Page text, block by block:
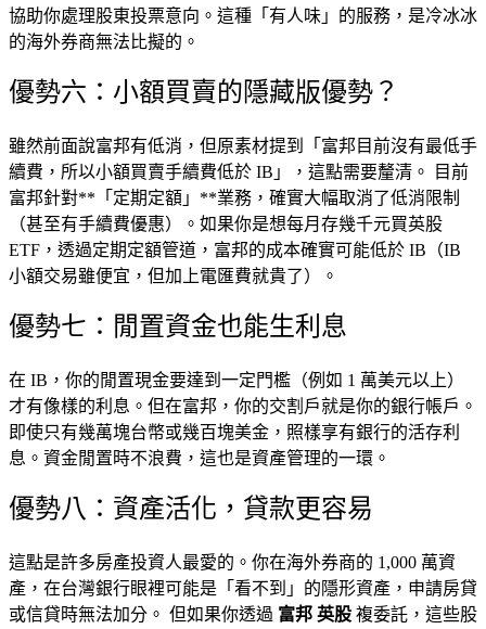
協助你處理股東投票意向。這種「有人味」的服務，是冷冰冰
的海外券商無法比擬的。
優勢六：小額買賣的隱藏版優勢？
雖然前面說富邦有低消，但原素材提到「富邦目前沒有最低手
續費，所以小額買賣手續費低於 IB」，這點需要釐清。 目前
富邦針對**「定期定額」**業務，確實大幅取消了低消限制
（甚至有手續費優惠）。如果你是想每月存幾千元買英股
ETF，透過定期定額管道，富邦的成本確實可能低於 IB（IB
小額交易雖便宜，但加上電匯費就貴了）。
優勢七：閒置資金也能生利息
在 IB，你的閒置現金要達到一定門檻（例如 1 萬美元以上）
才有像樣的利息。但在富邦，你的交割戶就是你的銀行帳戶。
即使只有幾萬塊台幣或幾百塊美金，照樣享有銀行的活存利
息。資金閒置時不浪費，這也是資產管理的一環。
優勢八：資產活化，貸款更容易
這點是許多房產投資人最愛的。你在海外券商的 1,000 萬資
產，在台灣銀行眼裡可能是「看不到」的隱形資產，申請房貸
或信貸時無法加分。 但如果你透過 富邦 英股 複委託，這些股